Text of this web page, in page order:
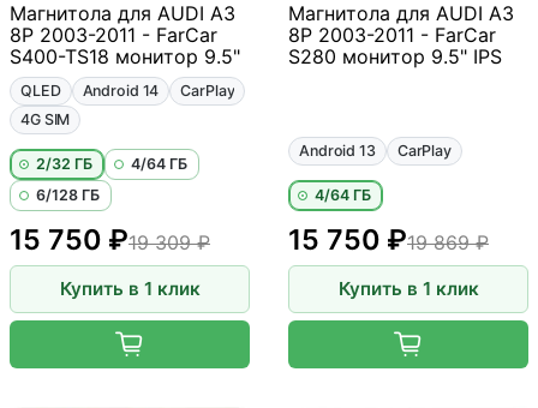
Магнитола для AUDI A3
8P 2003-2011 - FarCar
S400-TS18 монитор 9.5"
QLED Android 14
CarPlay
4G SIM
2/32 ГБ
4/64 ГБ
6/128 ГБ
15 750 ₽19 309 ₽
Купить в 1 клик
Магнитола для AUDI A3
8P 2003-2011 - FarCar
S280 монитор 9.5" IPS
Android 13 CarPlay
4/64 ГБ
19 869 ₽
15 750 ₽
Купить в 1 клик